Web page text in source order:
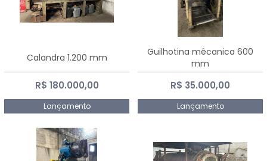
Calandra 1.200 mm
R$ 180.000,00
Lançamento
Guilhotina mêcanica 600
mm
R$ 35.000,00
Lançamento